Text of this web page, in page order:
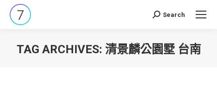
Search:
Search
TAG ARCHIVES: 清景麟公園墅 台南